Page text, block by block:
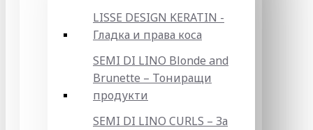
LISSE DESIGN KERATIN -
Гладка и права коса
SEMI DI LINO Blonde and
Brunette – Тониращи
продукти
SEMI DI LINO CURLS – За